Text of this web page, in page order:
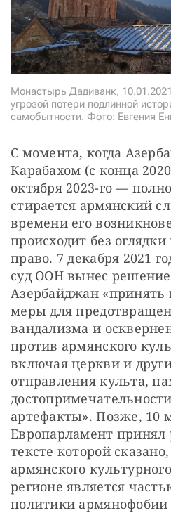
Монастырь Дадиванк,
угрозой потери подлинной
самобытности. Фото: Евгения
С момента, когда
Карабахом (с конца
октября 2023-го —
стирается армянский
времени его
происходит без
право. 7 декабря 2021
суд ООН вынес
Азербайджан «принять
меры для
вандализма и
против армянского
включая церкви и
отправления культа,
артефакты». Позже, 10
Европарламент
тексте которой
армянского
регионе является
политики армянофобии
ПОДЕЛИТЬСЯ С
Если у вас есть вопросы, пишите
звоните:
+7 (929) 612-03-68